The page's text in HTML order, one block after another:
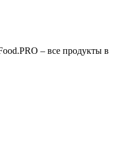
– все продукты в